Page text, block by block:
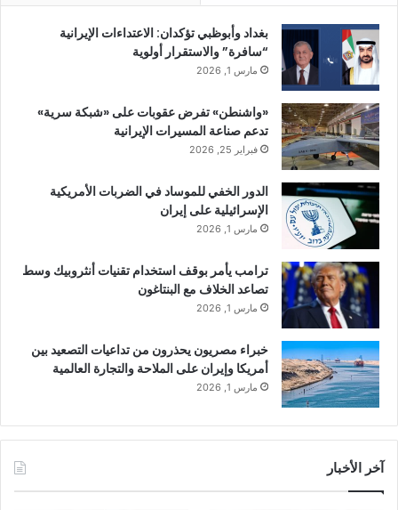
بغداد وأبوظبي تؤكدان: الاعتداءات الإيرانية
“سافرة” والاستقرار أولوية
مارس 1, 2026
«واشنطن» تفرض عقوبات على «شبكة سرية»
تدعم صناعة المسيرات الإيرانية
فبراير 25, 2026
الدور الخفي للموساد في الضربات الأمريكية
الإسرائيلية على إيران
مارس 1, 2026
ترامب يأمر بوقف استخدام تقنيات أنثروبيك وسط
تصاعد الخلاف مع البنتاغون
مارس 1, 2026
خبراء مصريون يحذرون من تداعيات التصعيد بين
أمريكا وإيران على الملاحة والتجارة العالمية
مارس 1, 2026
آخر الأخبار